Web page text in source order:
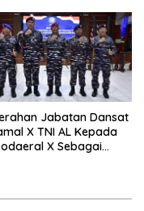
Jabatan Dansat
X TNI AL Kepada
X Sebagai